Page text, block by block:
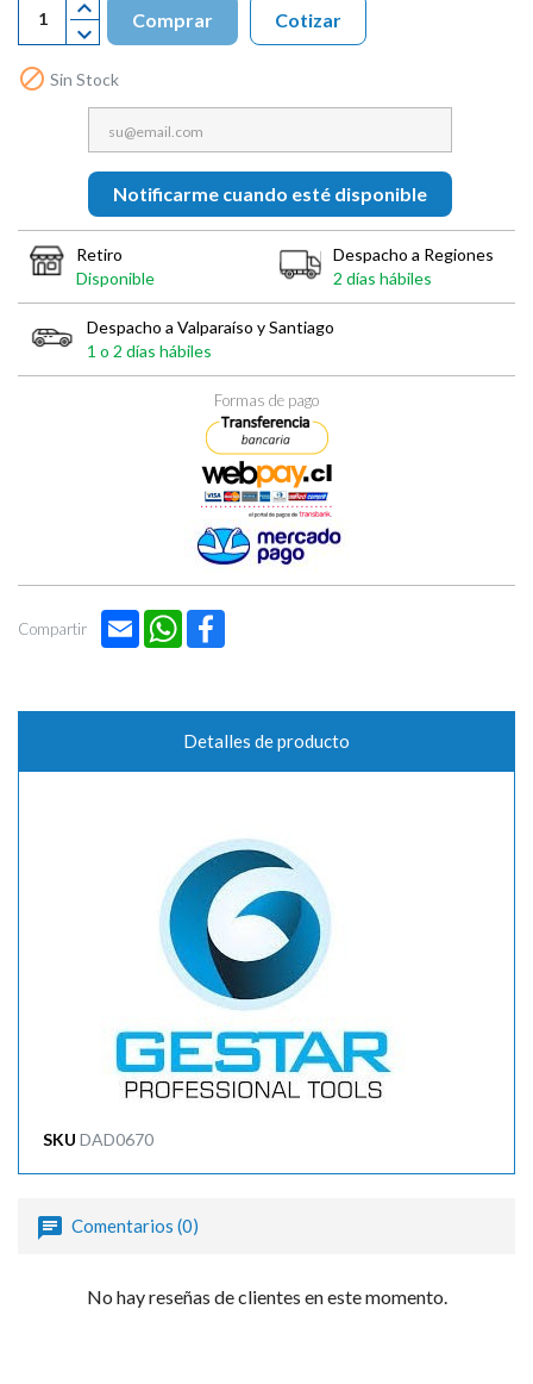
Comprar
 Sin Stock
Notificarme cuando esté disponible
Cotizar
Retiro
Disponible
Despacho a Regiones
2 días hábiles
Despacho a Valparaíso y Santiago
1 o 2 días hábiles
Formas de pago
Compartir Email WhatsApp
Detalles de producto
SKU DAD0670
Comentarios (0)
No hay reseñas de clientes en este momento.